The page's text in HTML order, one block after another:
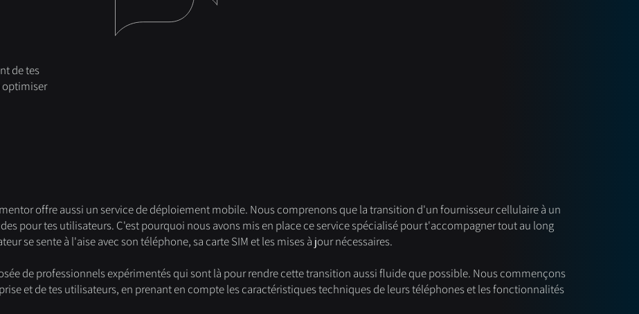
offre aussi un service de déploiement mobile. Nous comprenons que la transition d'un fournisseur cellulaire à un
pour tes utilisateurs. C'est pourquoi nous avons mis en place ce service spécialisé pour t'accompagner tout au long
se sente à l'aise avec son téléphone, sa carte SIM et les mises à jour nécessaires.
de professionnels expérimentés qui sont là pour rendre cette transition aussi fluide que possible. Nous commençons
et de tes utilisateurs, en prenant en compte les caractéristiques techniques de leurs téléphones et les fonctionnalités
de tes
optimiser